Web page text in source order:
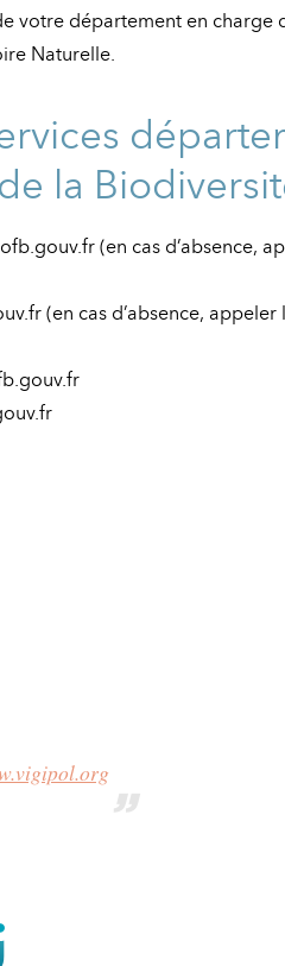
votre département en charge
Naturelle.
la
(en cas d’absence,
(en cas d’absence, appeler